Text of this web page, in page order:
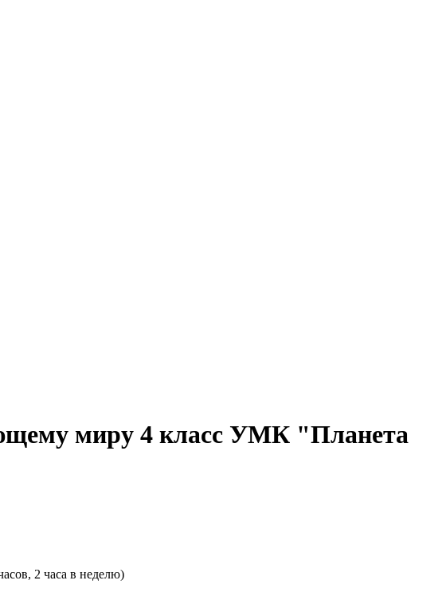
миру 4 класс УМК "Планета
2 часа в неделю)